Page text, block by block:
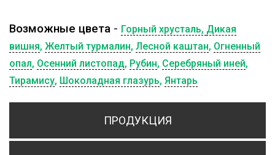
ПРОДУКЦИЯ
Возможные цвета - Горный хрусталь, Дикая
вишня, Желтый турмалин, Лесной каштан, Огненный
опал, Осенний листопад, Рубин, Серебряный иней,
Тирамису, Шоколадная глазурь, Янтарь